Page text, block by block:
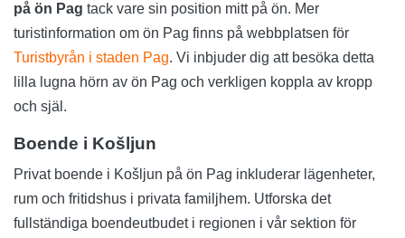
på ön Pag tack vare sin position mitt på ön. Mer
turistinformation om ön Pag finns på webbplatsen för
Turistbyrån i staden Pag. Vi inbjuder dig att besöka detta
lilla lugna hörn av ön Pag och verkligen koppla av kropp
och själ.
Boende i Košljun
Privat boende i Košljun på ön Pag inkluderar lägenheter,
rum och fritidshus i privata familjhem. Utforska det
fullständiga boendeutbudet i regionen i vår sektion för